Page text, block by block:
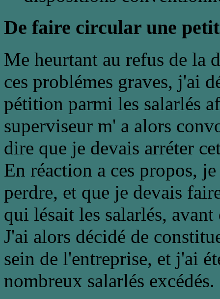
De faire circular une
Me heurtant au refus de la
ces problémes graves, j'ai
pétition parmi les salarlés
superviseur m' a alors
dire que je devais arréter
En réaction a ces propos,
perdre, et que je devais
qui lésait les salarlés,
J'ai alors décidé de
sein de l'entreprise, et j'ai
nombreux salarlés excédés.